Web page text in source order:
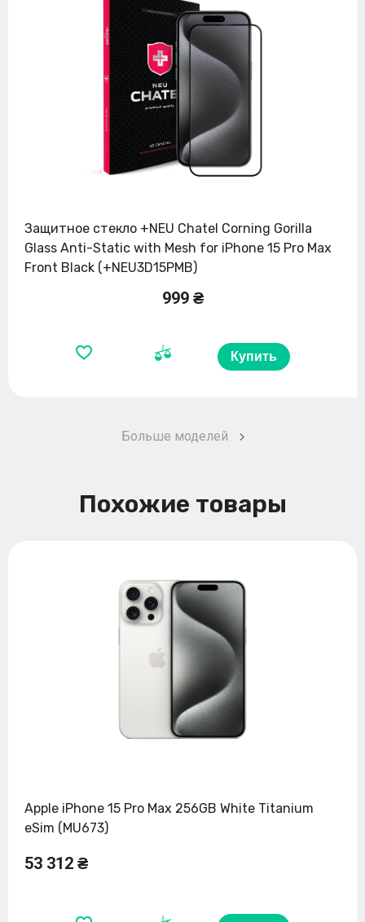
Защитное стекло +NEU Chatel Corning Gorilla
Glass Anti-Static with Mesh for iPhone 15 Pro Max
Front Black (+NEU3D15PMB)
999 ₴
Купить
Больше моделей
Похожие товары
Apple iPhone 15 Pro Max 256GB White Titanium
eSim (MU673)
53 312 ₴